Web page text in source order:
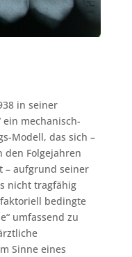
in seiner
ein mechanisch-
Modell, das sich –
den Folgejahren
– aufgrund seiner
nicht tragfähig
bedingte
umfassend zu
Sinne eines